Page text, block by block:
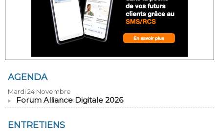
AGENDA
Mardi 24 Novembre
Forum Alliance Digitale 2026
ENTRETIENS